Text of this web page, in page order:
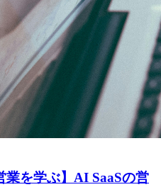
業を学ぶ】AI SaaSの営